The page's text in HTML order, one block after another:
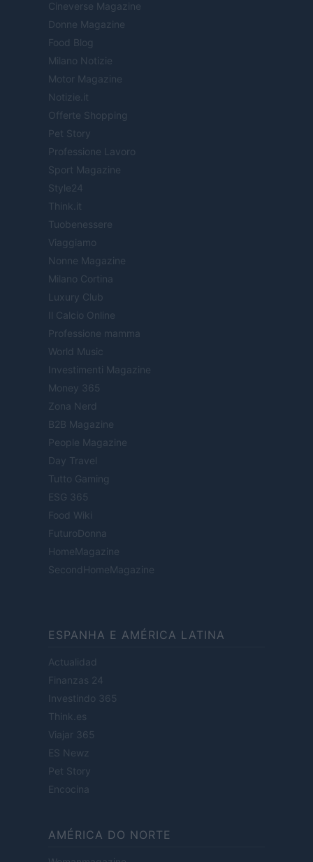
Cineverse Magazine
Donne Magazine
Food Blog
Milano Notizie
Motor Magazine
Notizie.it
Offerte Shopping
Pet Story
Professione Lavoro
Sport Magazine
Style24
Think.it
Tuobenessere
Viaggiamo
Nonne Magazine
Milano Cortina
Luxury Club
Il Calcio Online
Professione mamma
World Music
Investimenti Magazine
Money 365
Zona Nerd
B2B Magazine
People Magazine
Day Travel
Tutto Gaming
ESG 365
Food Wiki
FuturoDonna
HomeMagazine
SecondHomeMagazine
ESPANHA E AMÉRICA LATINA
Actualidad
Finanzas 24
Investindo 365
Think.es
Viajar 365
ES Newz
Pet Story
Encocina
AMÉRICA DO NORTE